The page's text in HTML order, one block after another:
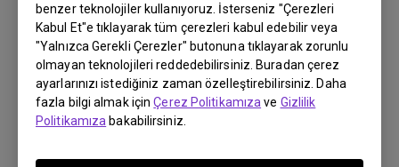
benzer teknolojiler kullanıyoruz. İsterseniz "Çerezleri
Kabul Et"e tıklayarak tüm çerezleri kabul edebilir veya
"Yalnızca Gerekli Çerezler" butonuna tıklayarak zorunlu
olmayan teknolojileri reddedebilirsiniz. Buradan çerez
ayarlarınızı istediğiniz zaman özelleştirebilirsiniz. Daha
fazla bilgi almak içinÇerez Politikamıza ve Gizlilik
Politikamıza bakabilirsiniz.
Dosya Boyutu:10.72 MB
Sürüm:1
Önizleme